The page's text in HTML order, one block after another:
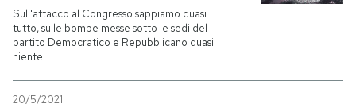
Sull'attacco al Congresso sappiamo quasi
tutto, sulle bombe messe sotto le sedi del
partito Democratico e Repubblicano quasi
niente
20/5/2021